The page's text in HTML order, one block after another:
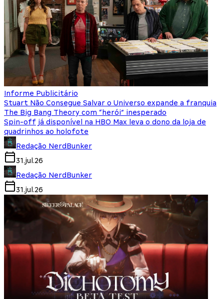
Informe Publicitário
Stuart Não Consegue Salvar o Universo expande a franquia
The Big Bang Theory com “herói” inesperado
Spin-off já disponível na HBO Max leva o dono da loja de
quadrinhos ao holofote
Redação NerdBunker
31.jul.26
Redação NerdBunker
31.jul.26